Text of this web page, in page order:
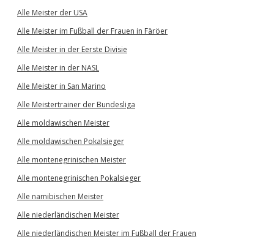
Alle Meister der USA
Alle Meister im Fußball der Frauen in Färöer
Alle Meister in der Eerste Divisie
Alle Meister in der NASL
Alle Meister in San Marino
Alle Meistertrainer der Bundesliga
Alle moldawischen Meister
Alle moldawischen Pokalsieger
Alle montenegrinischen Meister
Alle montenegrinischen Pokalsieger
Alle namibischen Meister
Alle niederländischen Meister
Alle niederländischen Meister im Fußball der Frauen